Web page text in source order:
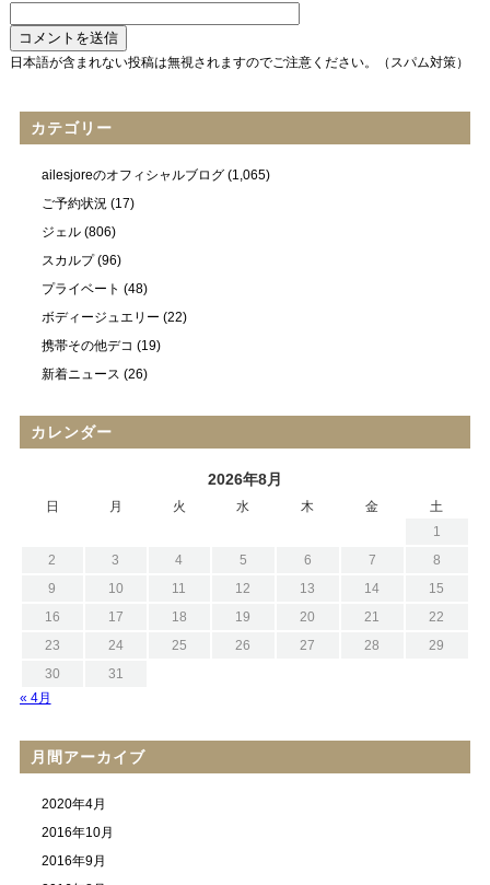
日本語が含まれない投稿は無視されますのでご注意ください。（スパム対策）
カテゴリー
ailesjoreのオフィシャルブログ(1,065)
ご予約状況(17)
ジェル(806)
スカルプ(96)
プライベート (48)
ボディージュエリー (22)
携帯その他デコ (19)
新着ニュース (26)
カレンダー
2026年8月
日 月 火 水 木 金
土
1
2
3 4 5 6 7
8
9
10 11 12 13 14
15
16
17 18 19 20 21
22
23
24 25 26 27 28
29
30
31
« 4月
月間アーカイブ
2020年4月
2016年10月
2016年9月